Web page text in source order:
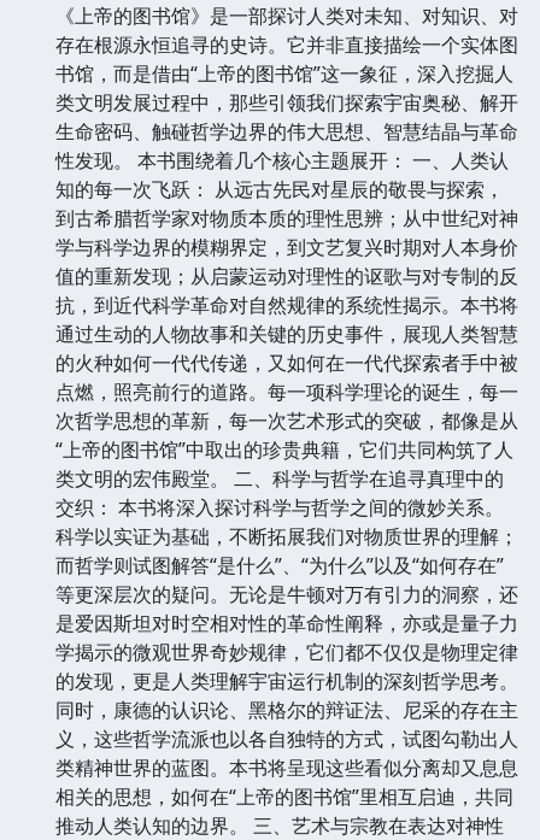
《上帝的图书馆》是一部探讨人类对未知、对知识、对
存在根源永恒追寻的史诗。它并非直接描绘一个实体图
书馆，而是借由“上帝的图书馆”这一象征，深入挖掘人
类文明发展过程中，那些引领我们探索宇宙奥秘、解开
生命密码、触碰哲学边界的伟大思想、智慧结晶与革命
性发现。 本书围绕着几个核心主题展开： 一、人类认
知的每一次飞跃： 从远古先民对星辰的敬畏与探索，
到古希腊哲学家对物质本质的理性思辨；从中世纪对神
学与科学边界的模糊界定，到文艺复兴时期对人本身价
值的重新发现；从启蒙运动对理性的讴歌与对专制的反
抗，到近代科学革命对自然规律的系统性揭示。本书将
通过生动的人物故事和关键的历史事件，展现人类智慧
的火种如何一代代传递，又如何在一代代探索者手中被
点燃，照亮前行的道路。每一项科学理论的诞生，每一
次哲学思想的革新，每一次艺术形式的突破，都像是从
“上帝的图书馆”中取出的珍贵典籍，它们共同构筑了人
类文明的宏伟殿堂。 二、科学与哲学在追寻真理中的
交织： 本书将深入探讨科学与哲学之间的微妙关系。
科学以实证为基础，不断拓展我们对物质世界的理解；
而哲学则试图解答“是什么”、“为什么”以及“如何存在”
等更深层次的疑问。无论是牛顿对万有引力的洞察，还
是爱因斯坦对时空相对性的革命性阐释，亦或是量子力
学揭示的微观世界奇妙规律，它们都不仅仅是物理定律
的发现，更是人类理解宇宙运行机制的深刻哲学思考。
同时，康德的认识论、黑格尔的辩证法、尼采的存在主
义，这些哲学流派也以各自独特的方式，试图勾勒出人
类精神世界的蓝图。本书将呈现这些看似分离却又息息
相关的思想，如何在“上帝的图书馆”里相互启迪，共同
推动人类认知的边界。 三、艺术与宗教在表达对神性